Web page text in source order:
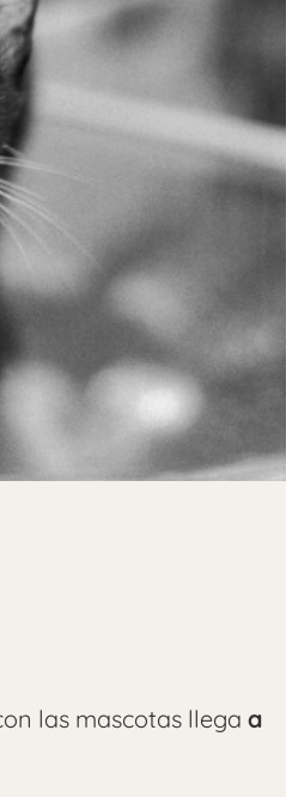
las mascotas llega a